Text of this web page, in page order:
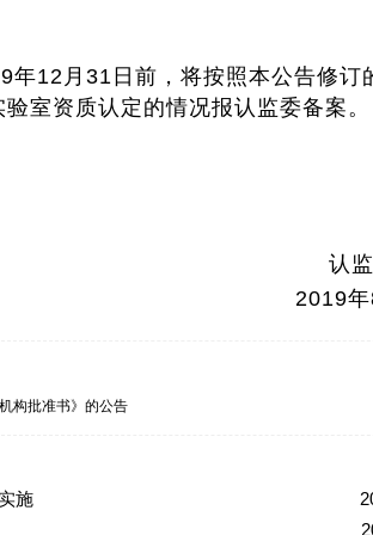
12月31日前，将按照本公告修订
室资质认定的情况报认监委备案。
认
2019年
构批准书》的公告
施